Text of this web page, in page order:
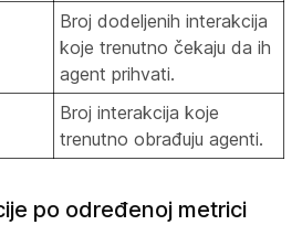
Broj dodeljenih interakcija
koje trenutno čekaju da ih
agent prihvati.
Broj interakcija koje
trenutno obrađuju agenti.
po određenoj metrici